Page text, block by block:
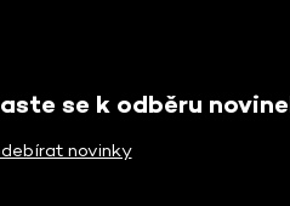
se k odběru
novinky